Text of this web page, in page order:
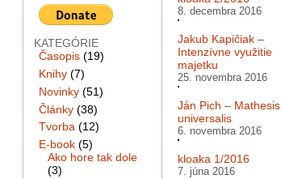
KATEGÓRIE
Časopis(19)
Knihy(7)
Novinky(51)
Články(38)
Tvorba(12)
E-book(5)
Ako hore tak dole
(3)
8. decembra 2016
Jakub Kapičiak –
Intenzívne využitie
majetku
25. novembra 2016
Ján Pich – Mathesis
universalis
6. novembra 2016
kloaka 1/2016
7. júna 2016